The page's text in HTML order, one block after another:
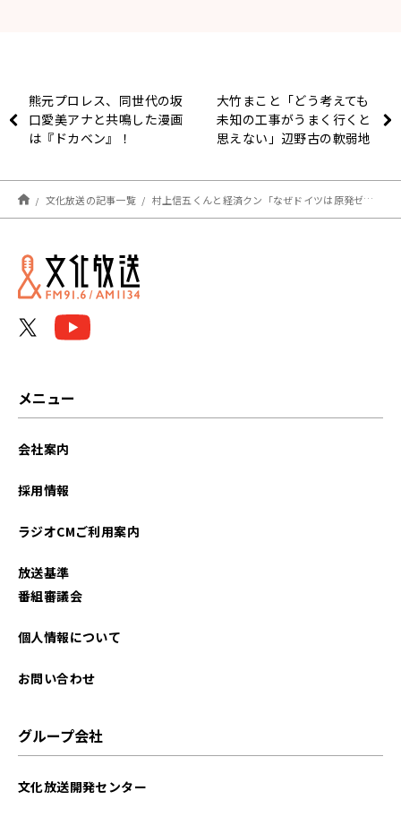
熊元プロレス、同世代の坂
口愛美アナと共鳴した漫画
は『ドカベン』！
大竹まこと「どう考えても
未知の工事がうまく行くと
思えない」辺野古の軟弱地
に疑問
文化放送の記事一覧 村上信五くんと経済クン「なぜドイツは原発ゼロを達成できるようになったのか？」
メニュー
会社案内
採用情報
ラジオCMご利用案内
放送基準
番組審議会
個人情報について
お問い合わせ
グループ会社
文化放送開発センター